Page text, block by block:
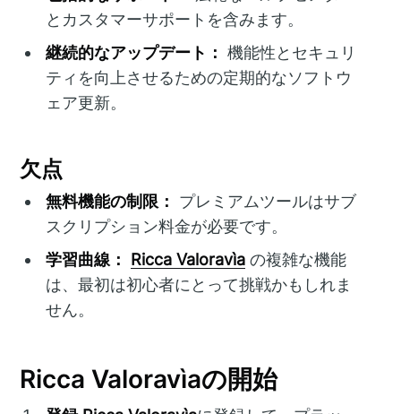
とカスタマーサポートを含みます。
継続的なアップデート： 機能性とセキュリ
ティを向上させるための定期的なソフトウ
ェア更新。
欠点
無料機能の制限：
プレミアムツールはサブ
スクリプション料金が必要です。
学習曲線：
Ricca Valoravìa の複雑な機能
は、最初は初心者にとって挑戦かもしれま
せん。
Ricca Valoravìaの開始